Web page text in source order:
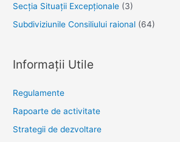
Secția Situații Excepționale (3)
Subdiviziunile Consiliului raional (64)
Informații Utile
Regulamente
Rapoarte de activitate
Strategii de dezvoltare